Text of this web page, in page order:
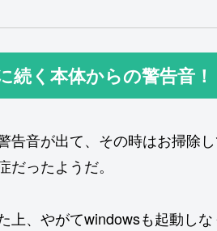
続く本体からの警告音！
告音が出て、その時はお掃除
ったようだ。
上、やがてwindowsも起動し